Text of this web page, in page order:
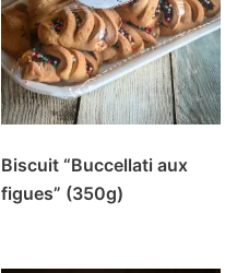
Biscuit “Buccellati aux
figues” (350g)